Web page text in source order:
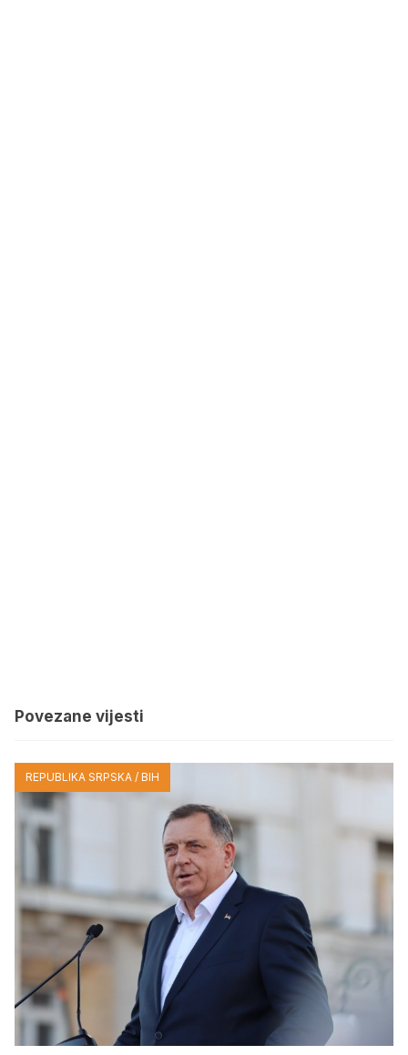
Povezane vijesti
REPUBLIKA SRPSKA / BIH